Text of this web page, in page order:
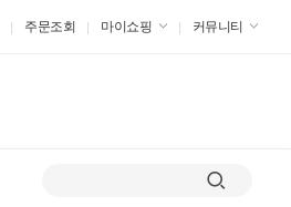
주문조회 마이쇼핑 커뮤니티